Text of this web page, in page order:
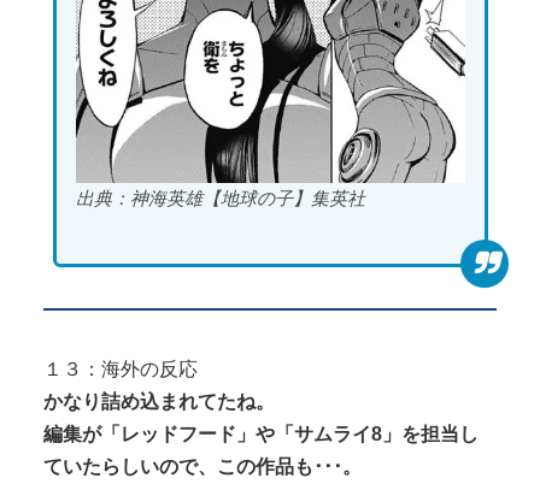
出典：神海英雄【地球の子】集英社
１３：海外の反応
かなり詰め込まれてたね。
編集が「レッドフード」や「サムライ8」を担当し
ていたらしいので、この作品も･･･。